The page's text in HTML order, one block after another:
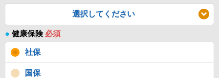
選択してください
● 健康保険 必須
社保
国保